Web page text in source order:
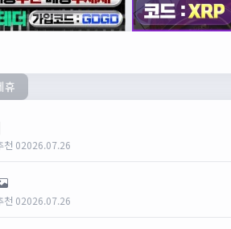
휴
천 02026.07.26
천 02026.07.26